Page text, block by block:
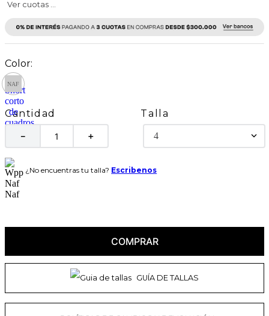
Ver cuotas ...
Cantidad
＋
－
Talla
4
¿No encuentras tu talla? Escribenos
COMPRAR
GUÍA DE TALLAS